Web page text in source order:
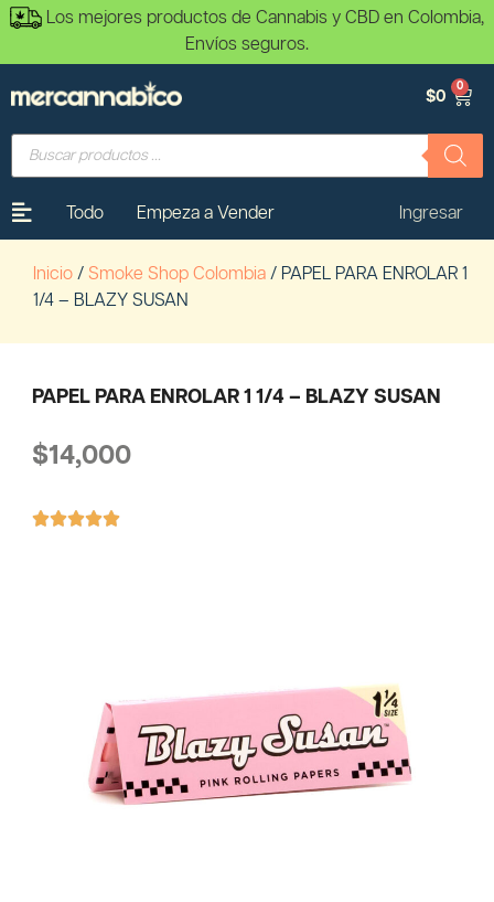
Los mejores productos de Cannabis y CBD en Colombia,
Envíos seguros.
$0
0
Todo Empeza a Vender Ingresar
Inicio / Smoke Shop Colombia / PAPEL PARA ENROLAR 1
1/4 – BLAZY SUSAN
PAPEL PARA ENROLAR 1 1/4 – BLAZY SUSAN
$14,000
